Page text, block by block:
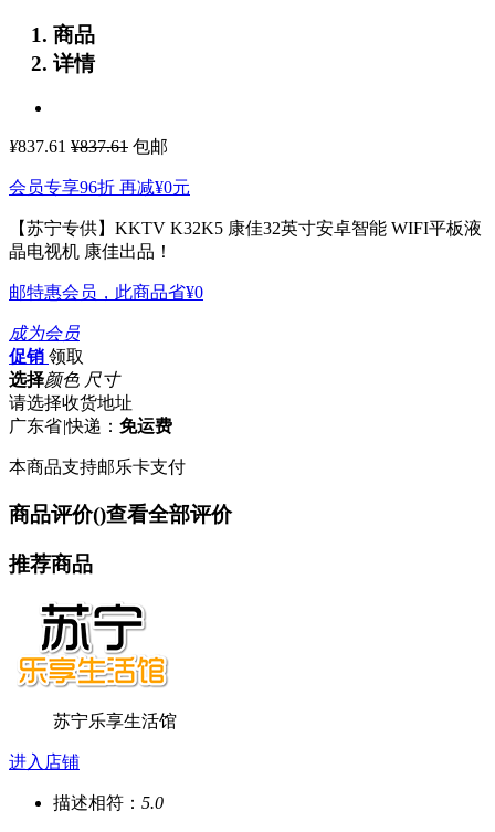
商品
详情
¥837.61 ¥837.61 包邮
会员专享96折 再减¥0元
【苏宁专供】KKTV K32K5 康佳32英寸安卓智能 WIFI平板液
晶电视机 康佳出品！
邮特惠会员，此商品省¥0
成为会员
促销 领取
选择颜色 尺寸
请选择收货地址
广东省|快递： 免运费
本商品支持邮乐卡支付
商品评价()查看全部评价
推荐商品
苏宁乐享生活馆
进入店铺
描述相符： 5.0